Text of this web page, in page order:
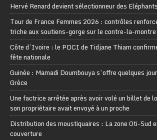
Hervé Renard devient sélectionneur des
Tour de France Femmes 2026 : contrôles
triche aux soutiens-gorge sur le contre-la-montre
Côte d’Ivoire : le PDCI de Tidjane Thiam
fête nationale
Guinée : Mamadi Doumbouya s’offre quelques
Grèce
Une factrice arrêtée après avoir volé un billet de
son propriétaire avait envoyé à un proche
Distribution des moustiquaires : La zone Oti-Sud
couverture